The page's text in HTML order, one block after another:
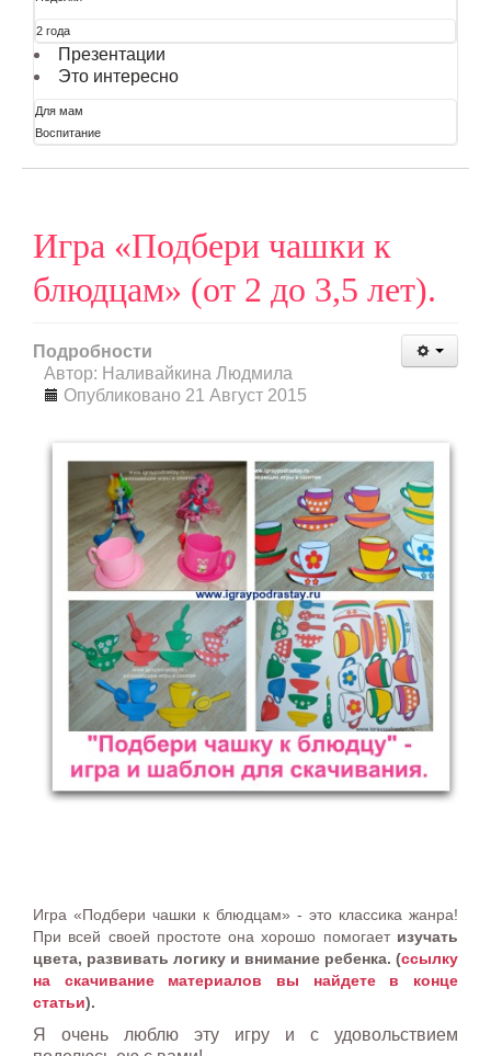
2 года
Презентации
Это интересно
Для мам
Воспитание
Игра «Подбери чашки к
блюдцам» (от 2 до 3,5 лет).
Подробности
Автор: Наливайкина Людмила
Опубликовано 21 Август 2015
Игра «Подбери чашки к блюдцам» - это классика жанра!
При всей своей простоте она хорошо помогаетизучать
цвета, развивать логику и внимание ребенка. (ссылку
на скачивание материалов вы найдете в конце
статьи).
Я очень люблю эту игру и с удовольствием